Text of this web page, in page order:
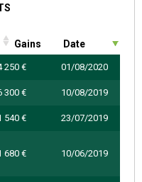
Gains Date
250 € 01/08/2020
300 € 10/08/2019
540 € 23/07/2019
680 € 10/06/2019